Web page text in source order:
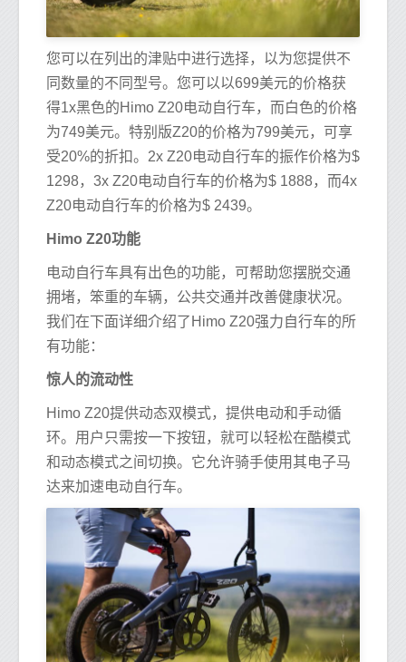
您可以在列出的津贴中进行选择，以为您提供不
同数量的不同型号。您可以以699美元的价格获
得1x黑色的Himo Z20电动自行车，而白色的价格
为749美元。特别版Z20的价格为799美元，可享
受20%的折扣。2x Z20电动自行车的振作价格为$
1298，3x Z20电动自行车的价格为$ 1888，而4x
Z20电动自行车的价格为$ 2439。
Himo Z20功能
电动自行车具有出色的功能，可帮助您摆脱交通
拥堵，笨重的车辆，公共交通并改善健康状况。
我们在下面详细介绍了Himo Z20强力自行车的所
有功能：
惊人的流动性
Himo Z20提供动态双模式，提供电动和手动循
环。用户只需按一下按钮，就可以轻松在酷模式
和动态模式之间切换。它允许骑手使用其电子马
达来加速电动自行车。